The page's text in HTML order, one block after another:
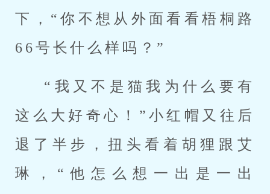
下，“你不想从外面看看梧桐路
66号长什么样吗？”
“我又不是猫我为什么要有
这么大好奇心！”小红帽又往后
退了半步，扭头看着胡狸跟艾
琳，“他怎么想一出是一出